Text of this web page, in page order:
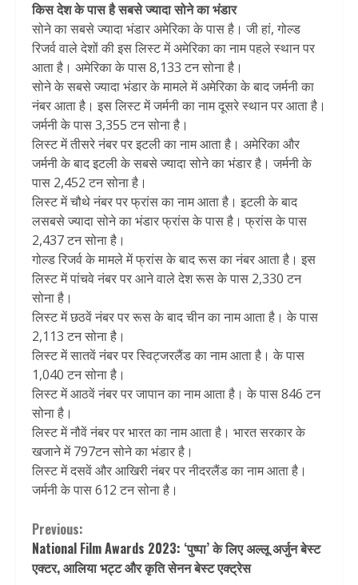
किस देश के पास है सबसे ज्यादा सोने का भंडार
सोने का सबसे ज्यादा भंडार अमेरिका के पास है। जी हां, गोल्ड
रिजर्व वाले देशों की इस लिस्ट में अमेरिका का नाम पहले स्थान पर
आता है। अमेरिका के पास 8,133 टन सोना है।
सोने के सबसे ज्यादा भंडार के मामले में अमेरिका के बाद जर्मनी का
नंबर आता है। इस लिस्ट में जर्मनी का नाम दूसरे स्थान पर आता है।
जर्मनी के पास 3,355 टन सोना है।
लिस्ट में तीसरे नंबर पर इटली का नाम आता है। अमेरिका और
जर्मनी के बाद इटली के सबसे ज्यादा सोने का भंडार है। जर्मनी के
पास 2,452 टन सोना है।
लिस्ट में चौथे नंबर पर फ्रांस का नाम आता है। इटली के बाद
लसबसे ज्यादा सोने का भंडार फ्रांस के पास है। फ्रांस के पास
2,437 टन सोना है।
गोल्ड रिजर्व के मामले में फ्रांस के बाद रूस का नंबर आता है। इस
लिस्ट में पांचवे नंबर पर आने वाले देश रूस के पास 2,330 टन
सोना है।
लिस्ट में छठवें नंबर पर रूस के बाद चीन का नाम आता है। के पास
2,113 टन सोना है।
लिस्ट में सातवें नंबर पर स्विट्जरलैंड का नाम आता है। के पास
1,040 टन सोना है।
लिस्ट में आठवें नंबर पर जापान का नाम आता है। के पास 846 टन
सोना है।
लिस्ट में नौवें नंबर पर भारत का नाम आता है। भारत सरकार के
खजाने में 797टन सोने का भंडार है।
लिस्ट में दसवें और आखिरी नंबर पर नीदरलैंड का नाम आता है।
जर्मनी के पास 612 टन सोना है।
Continue
Reading
Previous:
National Film Awards 2023: ‘पुष्पा’ के लिए अल्लू अर्जुन बेस्ट
एक्टर, आलिया भट्ट और कृति सेनन बेस्ट एक्ट्रेस